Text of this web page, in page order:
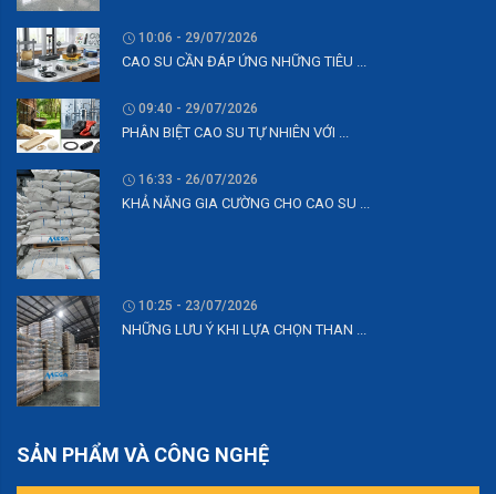
10:06 - 29/07/2026
CAO SU CẦN ĐÁP ỨNG NHỮNG TIÊU ...
09:40 - 29/07/2026
PHÂN BIỆT CAO SU TỰ NHIÊN VỚI ...
16:33 - 26/07/2026
KHẢ NĂNG GIA CƯỜNG CHO CAO SU ...
10:25 - 23/07/2026
NHỮNG LƯU Ý KHI LỰA CHỌN THAN ...
SẢN PHẨM VÀ CÔNG NGHỆ